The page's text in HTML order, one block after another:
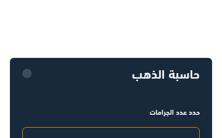
حاسبة الذهب
حدد عدد الجرامات